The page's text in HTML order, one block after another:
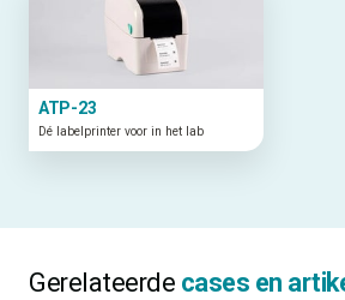
ATP-23
Dé labelprinter voor in het lab
Gerelateerde cases en